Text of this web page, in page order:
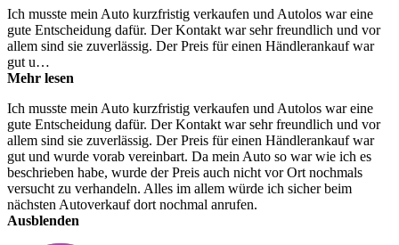
Ich musste mein Auto kurzfristig verkaufen und Autolos war eine
gute Entscheidung dafür. Der Kontakt war sehr freundlich und vor
allem sind sie zuverlässig. Der Preis für einen Händlerankauf war
gut u…
Mehr lesen
Ich musste mein Auto kurzfristig verkaufen und Autolos war eine
gute Entscheidung dafür. Der Kontakt war sehr freundlich und vor
allem sind sie zuverlässig. Der Preis für einen Händlerankauf war
gut und wurde vorab vereinbart. Da mein Auto so war wie ich es
beschrieben habe, wurde der Preis auch nicht vor Ort nochmals
versucht zu verhandeln. Alles im allem würde ich sicher beim
nächsten Autoverkauf dort nochmal anrufen.
Ausblenden